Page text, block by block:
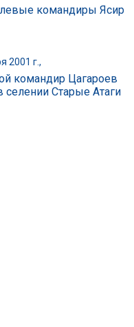
командиры Ясир
2001 г.,
командир Цагароев
селении Старые Атаги